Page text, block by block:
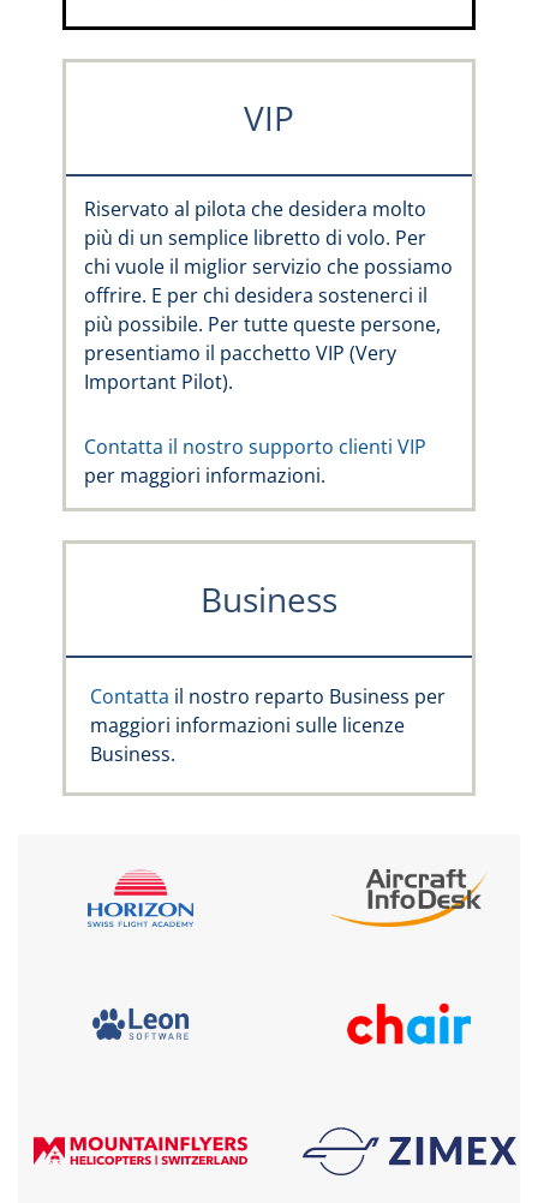
VIP
Riservato al pilota che desidera molto
più di un semplice libretto di volo. Per
chi vuole il miglior servizio che possiamo
offrire. E per chi desidera sostenerci il
più possibile. Per tutte queste persone,
presentiamo il pacchetto VIP (Very
Important Pilot).
Contatta il nostro supporto clienti VIP
per maggiori informazioni.
Business
Contatta il nostro reparto Business per
maggiori informazioni sulle licenze
Business.